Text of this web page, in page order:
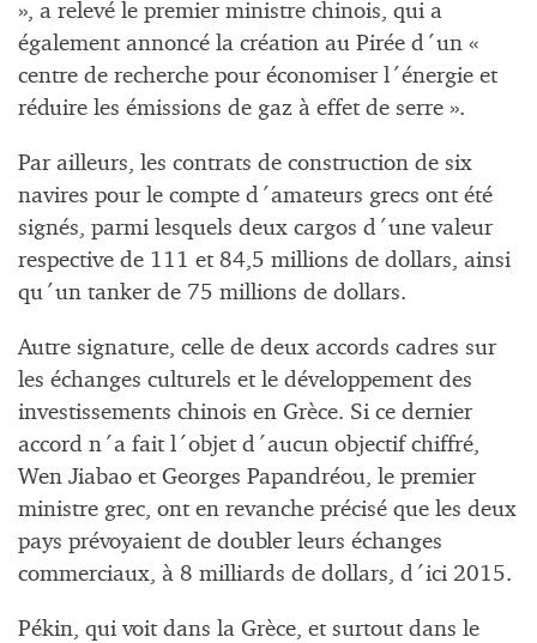
», a relevé le premier ministre chinois, qui a
également annoncé la création au Pirée d´un «
centre de recherche pour économiser l´énergie et
réduire les émissions de gaz à effet de serre ».
Par ailleurs, les contrats de construction de six
navires pour le compte d´amateurs grecs ont été
signés, parmi lesquels deux cargos d´une valeur
respective de 111 et 84,5 millions de dollars, ainsi
qu´un tanker de 75 millions de dollars.
Autre signature, celle de deux accords cadres sur
les échanges culturels et le développement des
investissements chinois en Grèce. Si ce dernier
accord n´a fait l´objet d´aucun objectif chiffré,
Wen Jiabao et Georges Papandréou, le premier
ministre grec, ont en revanche précisé que les deux
pays prévoyaient de doubler leurs échanges
commerciaux, à 8 milliards de dollars, d´ici 2015.
Pékin, qui voit dans la Grèce, et surtout dans le